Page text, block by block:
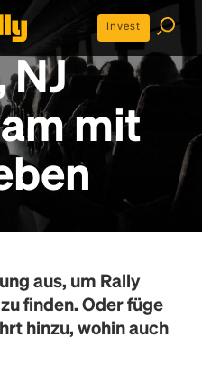
Invest
NJ
mit
aus, um Rally
finden. Oder füge
hinzu, wohin auch